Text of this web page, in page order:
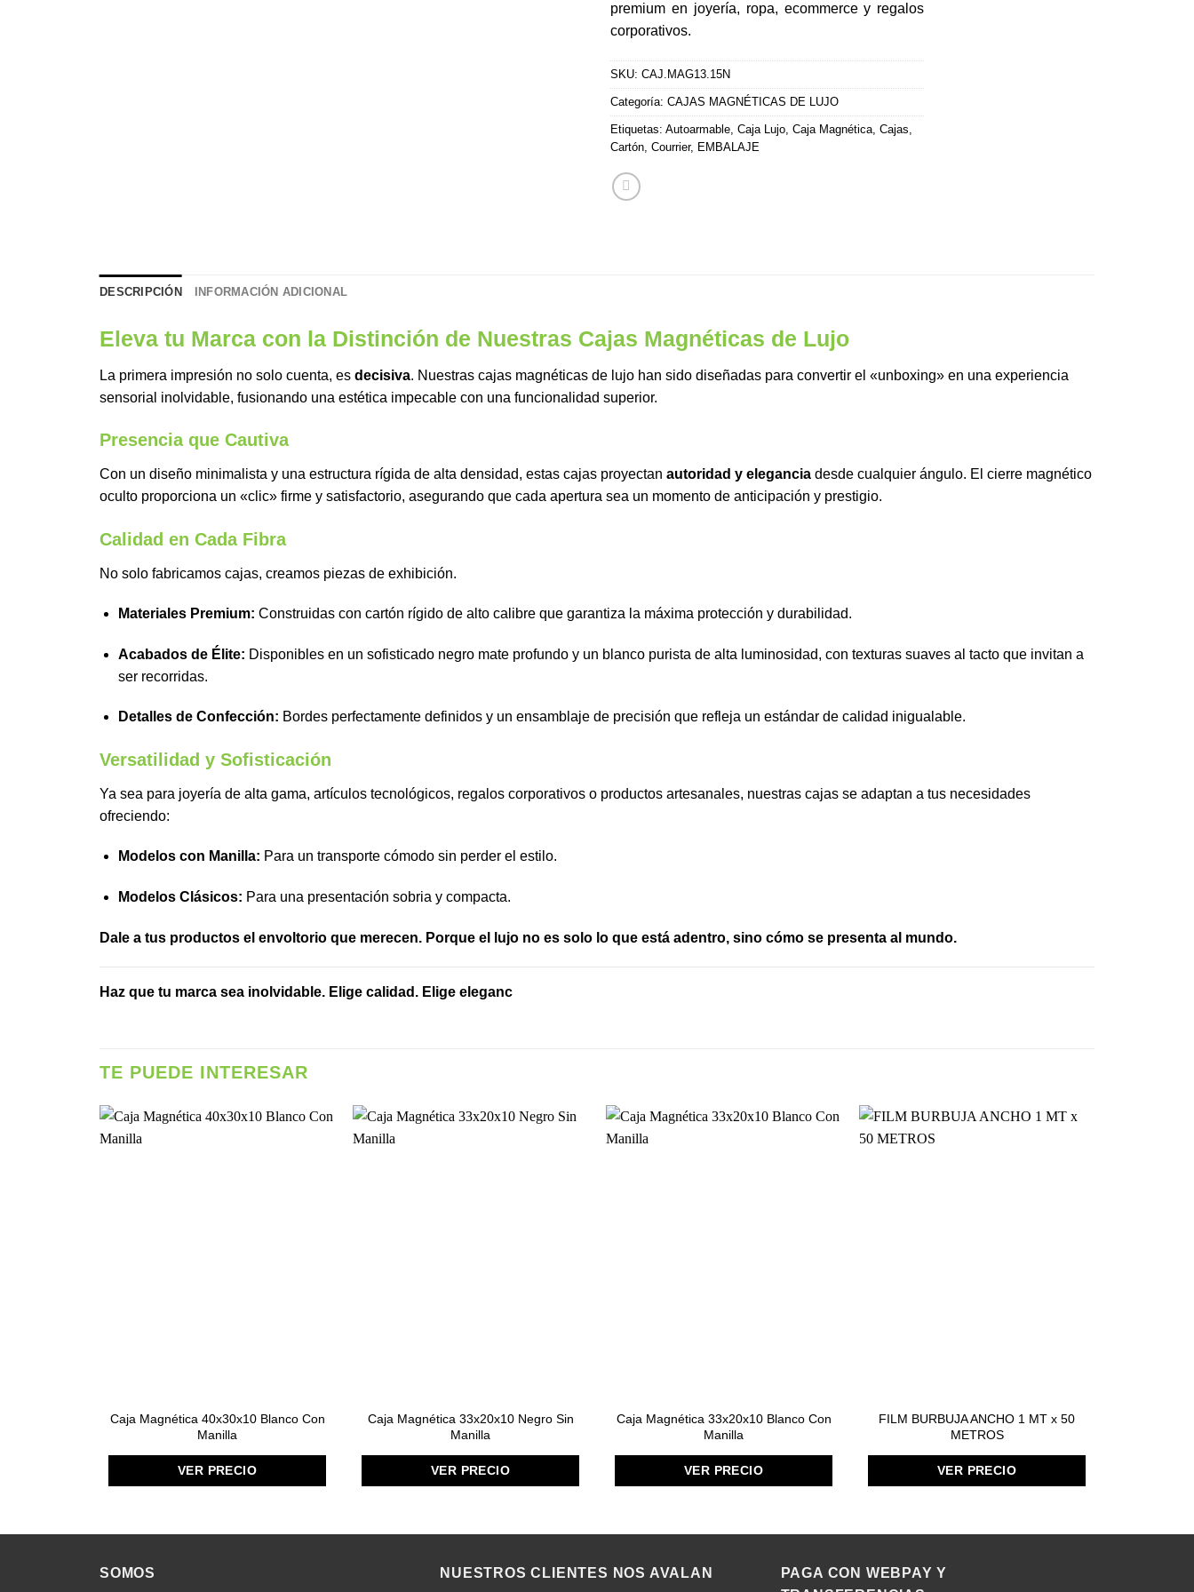
premium en joyería, ropa, ecommerce y regalos
corporativos.
SKU: CAJ.MAG13.15N
Categoría: CAJAS MAGNÉTICAS DE LUJO
Etiquetas: Autoarmable, Caja Lujo, Caja Magnética, Cajas,
Cartón, Courrier, EMBALAJE
DESCRIPCIÓN INFORMACIÓN ADICIONAL
Eleva tu Marca con la Distinción de Nuestras Cajas Magnéticas de Lujo
La primera impresión no solo cuenta, es decisiva. Nuestras cajas magnéticas de lujo han sido diseñadas para convertir el «unboxing» en una experiencia
sensorial inolvidable, fusionando una estética impecable con una funcionalidad superior.
Presencia que Cautiva
Con un diseño minimalista y una estructura rígida de alta densidad, estas cajas proyectan autoridad y elegancia desde cualquier ángulo. El cierre magnético
oculto proporciona un «clic» firme y satisfactorio, asegurando que cada apertura sea un momento de anticipación y prestigio.
Calidad en Cada Fibra
No solo fabricamos cajas, creamos piezas de exhibición.
Materiales Premium: Construidas con cartón rígido de alto calibre que garantiza la máxima protección y durabilidad.
Acabados de Élite: Disponibles en un sofisticado negro mate profundo y un blanco purista de alta luminosidad, con texturas suaves al tacto que invitan a
ser recorridas.
Detalles de Confección: Bordes perfectamente definidos y un ensamblaje de precisión que refleja un estándar de calidad inigualable.
Versatilidad y Sofisticación
Ya sea para joyería de alta gama, artículos tecnológicos, regalos corporativos o productos artesanales, nuestras cajas se adaptan a tus necesidades
ofreciendo:
Modelos con Manilla: Para un transporte cómodo sin perder el estilo.
Modelos Clásicos: Para una presentación sobria y compacta.
Dale a tus productos el envoltorio que merecen. Porque el lujo no es solo lo que está adentro, sino cómo se presenta al mundo.
Haz que tu marca sea inolvidable. Elige calidad. Elige eleganc
TE PUEDE INTERESAR
Caja Magnética 40x30x10 Blanco Con
Manilla
VER PRECIO
Caja Magnética 33x20x10 Negro Sin
Manilla
VER PRECIO
Caja Magnética 33x20x10 Blanco Con
Manilla
VER PRECIO
FILM BURBUJA ANCHO 1 MT x 50
METROS
VER PRECIO
SOMOS NUESTROS CLIENTES NOS AVALAN
PAGA CON WEBPAY Y